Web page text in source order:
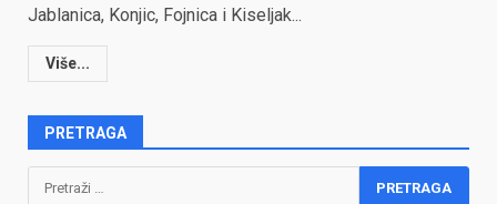
Jablanica, Konjic, Fojnica i Kiseljak...
Više...
PRETRAGA
Pretraga: